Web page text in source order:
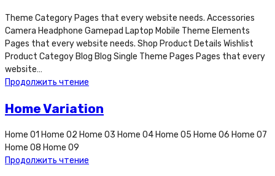
Theme Category Pages that every website needs. Accessories
Camera Headphone Gamepad Laptop Mobile Theme Elements
Pages that every website needs. Shop Product Details Wishlist
Product Categoy Blog Blog Single Theme Pages Pages that every
website…
Продолжить чтение
Home Variation
Home 01 Home 02 Home 03 Home 04 Home 05 Home 06 Home 07
Home 08 Home 09
Продолжить чтение